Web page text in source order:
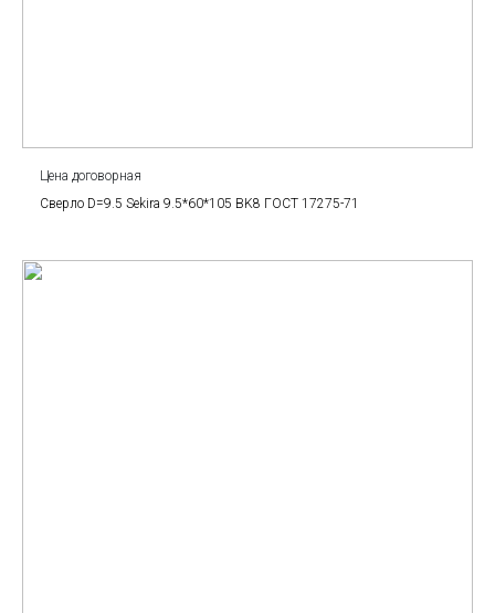
Цена договорная
Сверло D=9.5 Sekira 9.5*60*105 BK8 ГОСТ 17275-71